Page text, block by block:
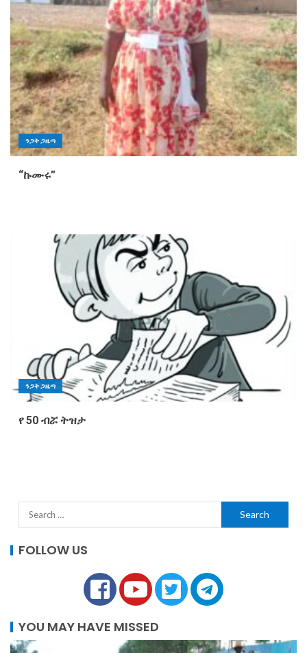
ንጋት ጋዜጣ
“ኩሙሩ”
ንጋት ጋዜጣ
የ 50 ብሯ ትዝታ
FOLLOW US
YOU MAY HAVE MISSED